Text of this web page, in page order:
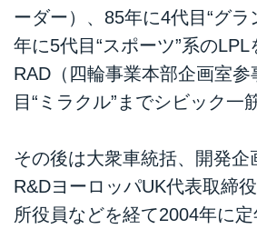
ーダー）、85年に4代目“グラ
年に5代目“スポーツ”系の
RAD（四輪事業本部企画室
目“ミラクル”までシビック一
その後は大衆車統括、開発企
R&DヨーロッパUK代表取締
所役員などを経て2004年に